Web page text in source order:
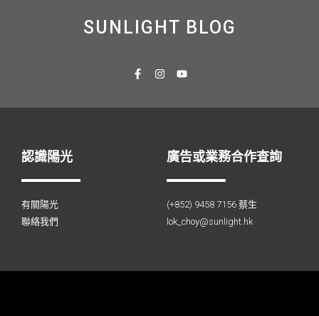
SUNLIGHT BLOG
認識陽光
有關陽光
聯絡我們
廣告或業務合作查詢
(+852) 9458 7156 蔡生
lok_choy@sunlight.hk